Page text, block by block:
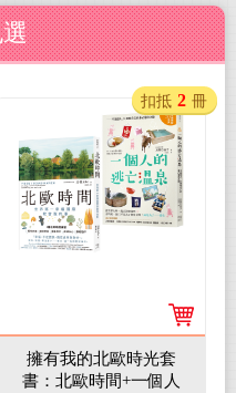
擁有我的北歐時光套
書：北歐時間+一個人
扣抵 2 冊